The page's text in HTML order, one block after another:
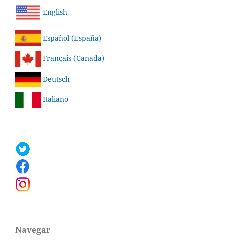
English
Español (España)
Français (Canada)
Deutsch
Italiano
Navegar